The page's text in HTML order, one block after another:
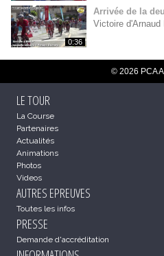
0:36
Arrivée de la
Victoire d'Arnaud
© 2026 PCA
LE TOUR
La Course
Partenaires
Actualités
Animations
Photos
Videos
AUTRES EPREUVES
Toutes les infos
PRESSE
Demande d'accréditation